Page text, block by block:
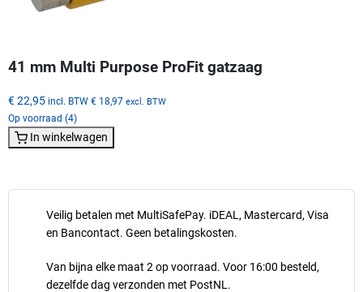
Veilig betalen met MultiSafePay. iDEAL, Mastercard, Visa
en Bancontact. Geen betalingskosten.
Van bijna elke maat 2 op voorraad. Voor 16:00 besteld,
dezelfde dag verzonden met PostNL.
41 mm Multi Purpose ProFit gatzaag
€ 22,95 incl. BTW € 18,97 excl. BTW
Op voorraad (4)
In winkelwagen